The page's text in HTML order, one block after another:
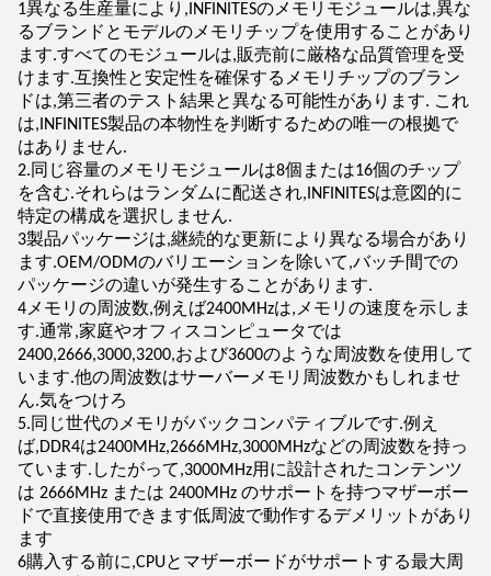
1異なる生産量により,INFINITESのメモリモジュールは,異な
るブランドとモデルのメモリチップを使用することがあり
ます.すべてのモジュールは,販売前に厳格な品質管理を受
けます.互換性と安定性を確保するメモリチップのブラン
ドは,第三者のテスト結果と異なる可能性があります. これ
は,INFINITES製品の本物性を判断するための唯一の根拠で
はありません.
2.同じ容量のメモリモジュールは8個または16個のチップ
を含む.それらはランダムに配送され,INFINITESは意図的に
特定の構成を選択しません.
3製品パッケージは,継続的な更新により異なる場合があり
ます.OEM/ODMのバリエーションを除いて,バッチ間での
パッケージの違いが発生することがあります.
4メモリの周波数,例えば2400MHzは,メモリの速度を示しま
す.通常,家庭やオフィスコンピュータでは
2400,2666,3000,3200,および3600のような周波数を使用して
います.他の周波数はサーバーメモリ周波数かもしれませ
ん.気をつけろ
5.同じ世代のメモリがバックコンパティブルです.例え
ば,DDR4は2400MHz,2666MHz,3000MHzなどの周波数を持っ
ています.したがって,3000MHz用に設計されたコンテンツ
は 2666MHz または 2400MHz のサポートを持つマザーボー
ドで直接使用できます低周波で動作するデメリットがあり
ます
6購入する前に,CPUとマザーボードがサポートする最大周